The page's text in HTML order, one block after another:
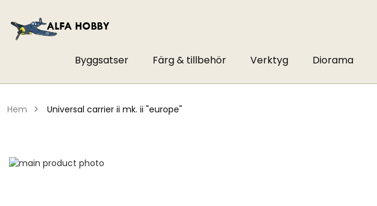
Byggsatser Färg & tillbehör Verktyg Diorama
hem universal carrier ii mk. ii "europe"
Hoppa